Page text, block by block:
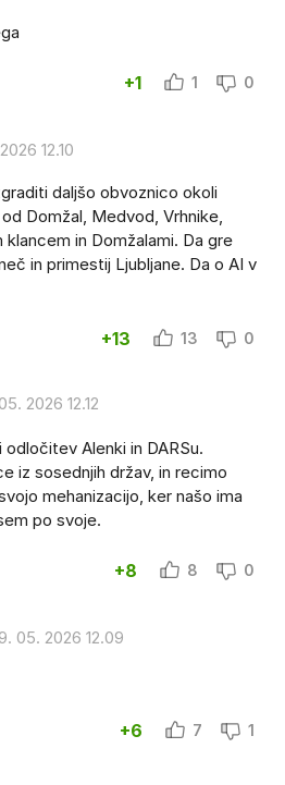
+1 1 0
12.10
daljšo obvoznico okoli
Domžal, Medvod, Vrhnike,
in Domžalami. Da gre
in primestij Ljubljane. Da o AI v
+13 13 0
2026 12.12
Alenki in DARSu.
iz sosednjih držav, in recimo
mehanizacijo, ker našo ima
po svoje.
+8 8 0
05. 2026 12.09
+6 7 1